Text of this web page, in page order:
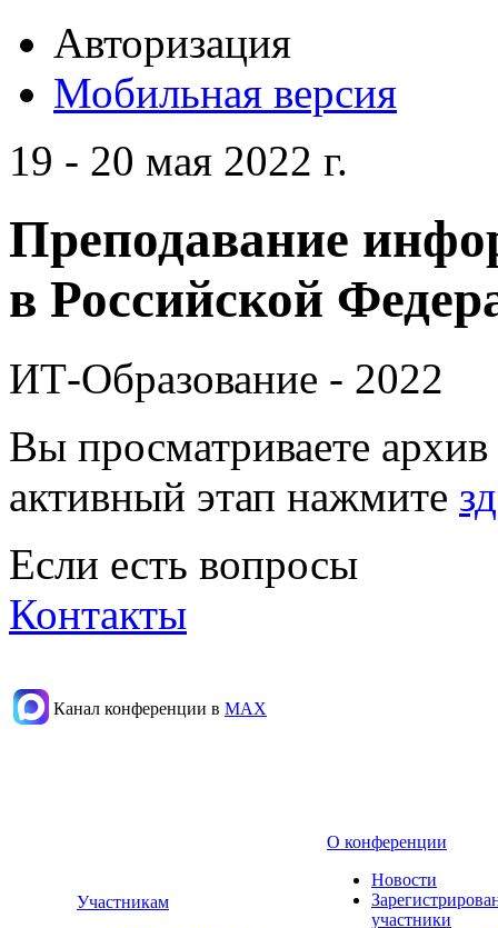
Авторизация
Мобильная версия
19 - 20 мая 2022 г.
Преподавание
в Российской
ИТ-Образование - 2022
Вы просматриваете
активный этап нажмите
Если есть вопросы
Контакты
Канал конференции в МАХ
Участникам
О конференции
Новости
участники